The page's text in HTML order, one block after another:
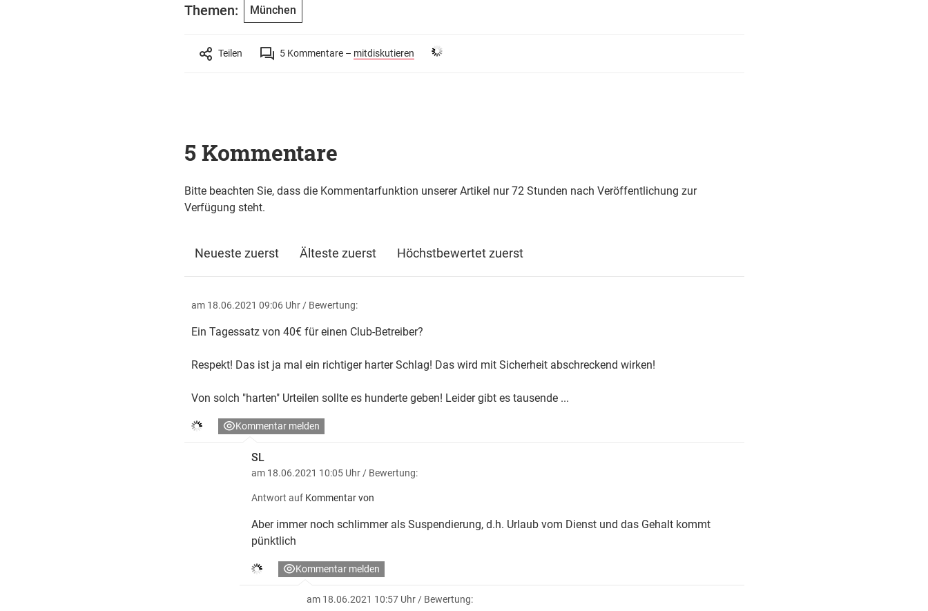
Themen: München
Teilen 5Kommentare – mitdiskutieren
5 Kommentare
Bitte beachten Sie, dass die Kommentarfunktion unserer Artikel nur 72 Stunden nach Veröffentlichung zur
Verfügung steht.
Neueste zuerst Älteste zuerst Höchstbewertet zuerst
am 18.06.2021 09:06 Uhr / Bewertung:
Ein Tagessatz von 40€ für einen Club-Betreiber?
Respekt! Das ist ja mal ein richtiger harter Schlag! Das wird mit Sicherheit abschreckend wirken!
Von solch "harten" Urteilen sollte es hunderte geben! Leider gibt es tausende ...
Kommentar melden
SL
am 18.06.2021 10:05 Uhr / Bewertung:
Antwort auf Kommentar von
Aber immer noch schlimmer als Suspendierung, d.h. Urlaub vom Dienst und das Gehalt kommt
pünktlich
Kommentar melden
am 18.06.2021 10:57 Uhr / Bewertung: